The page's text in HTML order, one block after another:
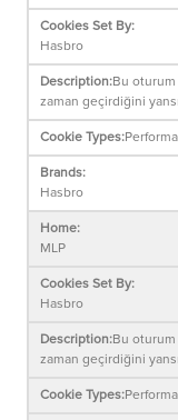
Hasbro
Bu oturum
zaman geçirdiğini
Hasbro
MLP
Hasbro
Bu oturum
zaman geçirdiğini